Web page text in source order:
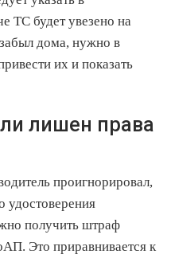
ТС будет увезено на
дома, нужно в
их и показать
лишен права
проигнорировал,
удостоверения
получить штраф
Это приравнивается к